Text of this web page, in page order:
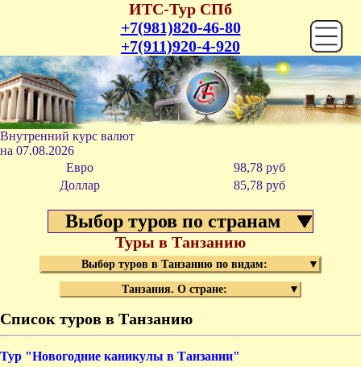
ИТС-Тур СПб
+7(981)820-46-80
+7(911)920-4-920
Внутренний курс валют
на 07.08.2026
Евро
98,78 руб
Доллар
85,78 руб
Выбор туров по странам
Туры в Танзанию
Выбор туров в Танзанию по видам: ▼
Танзания. О стране: ▼
Список туров в Танзанию
Тур "Новогодние каникулы в Танзании"